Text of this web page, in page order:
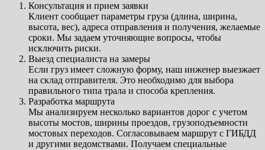
Консультация и прием заявки
Клиент сообщает параметры груза (длина, ширина,
высота, вес), адреса отправления и получения, желаемые
сроки. Мы задаем уточняющие вопросы, чтобы
исключить риски.
Выезд специалиста на замеры
Если груз имеет сложную форму, наш инженер выезжает
на склад отправителя. Это необходимо для выбора
правильного типа трала и способа крепления.
Разработка маршрута
Мы анализируем несколько вариантов дорог с учетом
высоты мостов, ширины проездов, грузоподъемности
мостовых переходов. Согласовываем маршрут с ГИБДД
и другими ведомствами. Получаем специальные